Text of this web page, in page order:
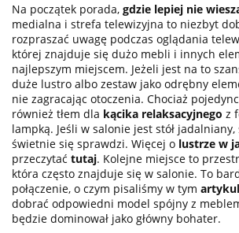
Na początek porada, gdzie lepiej nie
medialna i strefa telewizyjna to niezbyt
rozpraszać uwagę podczas oglądania
której znajduje się dużo mebli i innych
najlepszym miejscem. Jeżeli jest na to
duże lustro albo zestaw jako odrębny
nie zagracając otoczenia. Chociaż
również tłem dla kącika relaksacyjnego z
lampką. Jeśli w salonie jest stół
świetnie się sprawdzi. Więcej o lustrze w
przeczytać tutaj. Kolejne miejsce to
która często znajduje się w salonie. To
połączenie, o czym pisaliśmy w tym
dobrać odpowiedni model spójny z
będzie dominował jako główny bohater.